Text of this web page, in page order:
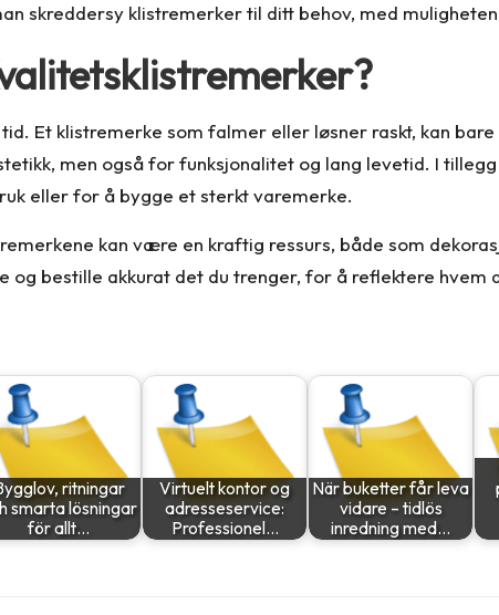
skreddersy klistremerker til ditt behov, med
Et klistremerke som falmer eller løsner raskt, kan
men også for funksjonalitet og lang levetid. I
eller for å bygge et sterkt varemerke.
kan være en kraftig ressurs, både som
og bestille akkurat det du trenger, for å reflektere
ritningar
smarta lösningar
för allt…
Virtuelt kontor og
adresseservice:
Professionel…
När buketter får leva
vidare – tidlös
inredning med…